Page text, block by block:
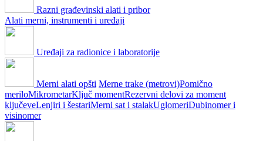
Razni građevinski alati i pribor
Alati merni, instrumenti i uređaji
Uređaji za radionice i laboratorije
Merni alati opšti Merne trake (metrovi)Pomično
meriloMikrometarKljuč momentRezervni delovi za moment
ključeveLenjiri i šestariMerni sat i stalakUglomeriDubinomer i
visinomer